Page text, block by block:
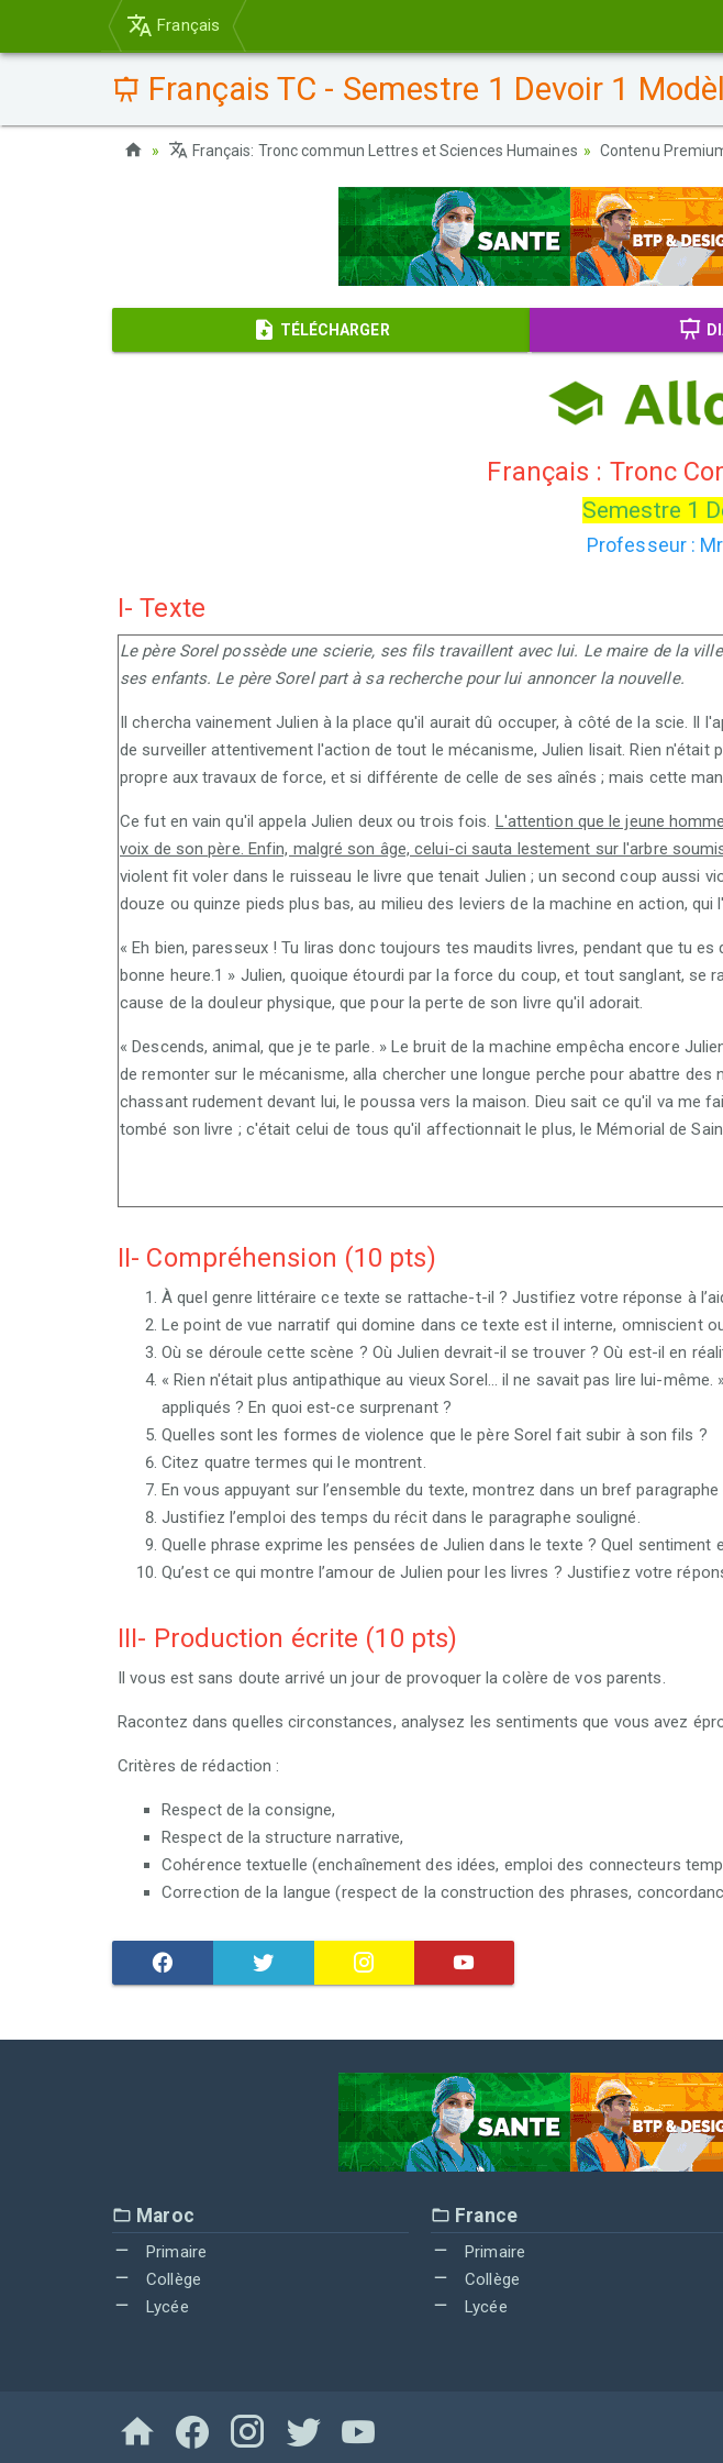
Français
Français TC - Semestre 1 Devoir 1
Français: Tronc commun Lettres et Sciences Humaines Contenu
TÉLÉCHARGER
Français : Tronc
Semestre 1
Professeur :
I- Texte
Le père Sorel possède une scierie, ses fils travaillent avec lui. Le maire de la
ses enfants. Le père Sorel part à sa recherche pour lui annoncer la nouvelle.
Il chercha vainement Julien à la place qu'il aurait dû occuper, à côté de la scie. Il
de surveiller attentivement l'action de tout le mécanisme, Julien lisait. Rien
propre aux travaux de force, et si différente de celle de ses aînés ; mais cette
Ce fut en vain qu'il appela Julien deux ou trois fois. L'attention que le jeune
voix de son père. Enfin, malgré son âge, celui-ci sauta lestement sur l'arbre
violent fit voler dans le ruisseau le livre que tenait Julien ; un second coup aussi
douze ou quinze pieds plus bas, au milieu des leviers de la machine en action,
« Eh bien, paresseux ! Tu liras donc toujours tes maudits livres, pendant que tu
bonne heure.1 » Julien, quoique étourdi par la force du coup, et tout sanglant,
cause de la douleur physique, que pour la perte de son livre qu'il adorait.
« Descends, animal, que je te parle. » Le bruit de la machine empêcha encore
de remonter sur le mécanisme, alla chercher une longue perche pour abattre
chassant rudement devant lui, le poussa vers la maison. Dieu sait ce qu'il va me
tombé son livre ; c'était celui de tous qu'il affectionnait le plus, le Mémorial de
II- Compréhension (10 pts)
À quel genre littéraire ce texte se rattache-t-il ? Justifiez votre réponse à
Le point de vue narratif qui domine dans ce texte est il interne, omniscient
Où se déroule cette scène ? Où Julien devrait-il se trouver ? Où est-il en
« Rien n'était plus antipathique au vieux Sorel… il ne savait pas lire lui-
appliqués ? En quoi est-ce surprenant ?
Quelles sont les formes de violence que le père Sorel fait subir à son fils ?
Citez quatre termes qui le montrent.
En vous appuyant sur l’ensemble du texte, montrez dans un bref
Justifiez l’emploi des temps du récit dans le paragraphe souligné.
Quelle phrase exprime les pensées de Julien dans le texte ? Quel sentiment
Qu’est ce qui montre l’amour de Julien pour les livres ? Justifiez votre
III- Production écrite (10 pts)
Il vous est sans doute arrivé un jour de provoquer la colère de vos parents.
Racontez dans quelles circonstances, analysez les sentiments que vous avez
Critères de rédaction :
Respect de la consigne,
Respect de la structure narrative,
Cohérence textuelle (enchaînement des idées, emploi des connecteurs
Correction de la langue (respect de la construction des phrases,
Maroc
Primaire
Collège
Lycée
France
Primaire
Collège
Lycée